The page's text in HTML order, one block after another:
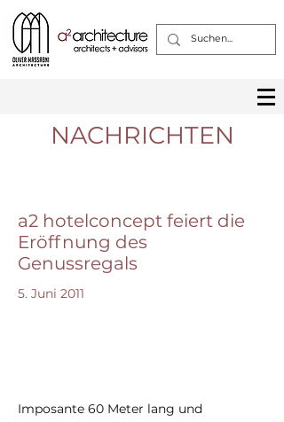
NACHRICHTEN
a2 hotelconcept feiert die
Eröffnung des
Genussregals
5. Juni 2011
Imposante 60 Meter lang und